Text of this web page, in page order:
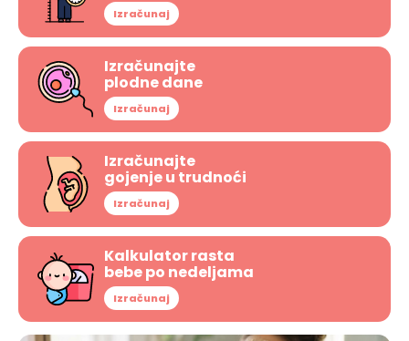
Izračunaj
Izračunajte
plodne dane
Izračunaj
Izračunajte
gojenje u trudnoći
Izračunaj
Kalkulator rasta
bebe po nedeljama
Izračunaj